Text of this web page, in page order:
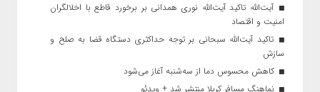
آیت‌الله تاکید آیت‌الله نوری همدانی بر برخورد قاطع با اخلالگران
امنیت و اقتصاد
تاکید آیت‌الله‌ سبحانی بر توجه حداکثری دستگاه قضا به صلح و
سازش
کاهش محسوس دما از سه‌شنبه آغاز می‌شود
نماهنگ مسافر کربلا منتشر شد + ویدئو